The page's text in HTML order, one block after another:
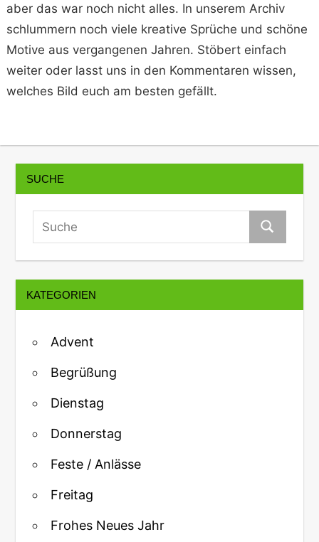
aber das war noch nicht alles. In unserem Archiv
schlummern noch viele kreative Sprüche und schöne
Motive aus vergangenen Jahren. Stöbert einfach
weiter oder lasst uns in den Kommentaren wissen,
welches Bild euch am besten gefällt.
SUCHE
KATEGORIEN
Advent
Begrüßung
Dienstag
Donnerstag
Feste / Anlässe
Freitag
Frohes Neues Jahr